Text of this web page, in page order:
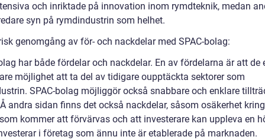
och inriktade på innovation inom rymdteknik, medan
syn på rymdindustrin som helhet.
genomgång av för- och nackdelar med SPAC-bolag:
har både fördelar och nackdelar. En av fördelarna är att de
möjlighet att ta del av tidigare oupptäckta sektorer som
SPAC-bolag möjliggör också snabbare och enklare
andra sidan finns det också nackdelar, såsom osäkerhet
kommer att förvärvas och att investerare kan uppleva en
i företag som ännu inte är etablerade på marknaden.